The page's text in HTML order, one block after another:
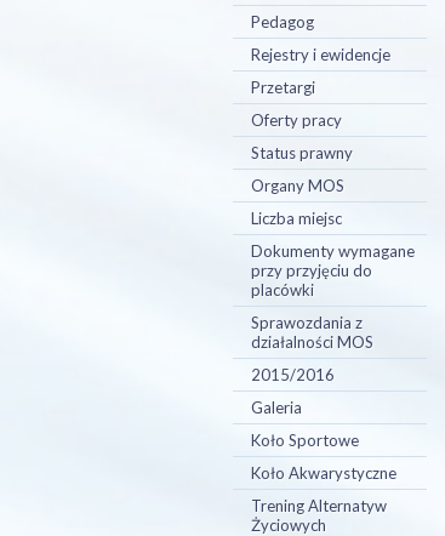
Pedagog
Rejestry i ewidencje
Przetargi
Oferty pracy
Status prawny
Organy MOS
Liczba miejsc
Dokumenty wymagane
przy przyjęciu do
placówki
Sprawozdania z
działalności MOS
2015/2016
Galeria
Koło Sportowe
Koło Akwarystyczne
Trening Alternatyw
Życiowych